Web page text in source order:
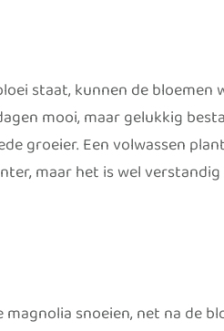
staat, kunnen de
mooi, maar gelukkig
groeier. Een volwassen
maar het is wel
snoeien, net na de